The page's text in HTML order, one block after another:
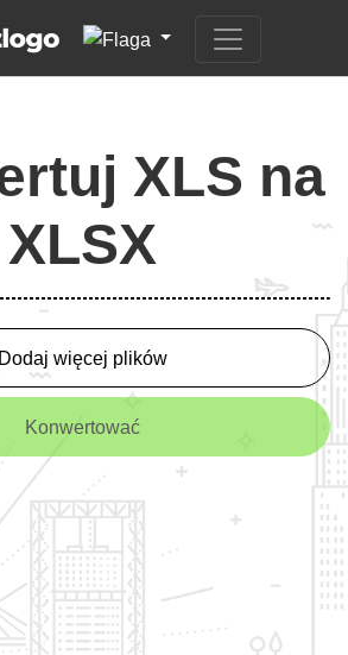
XLS na
XLSX
Dodaj więcej plików
Konwertować